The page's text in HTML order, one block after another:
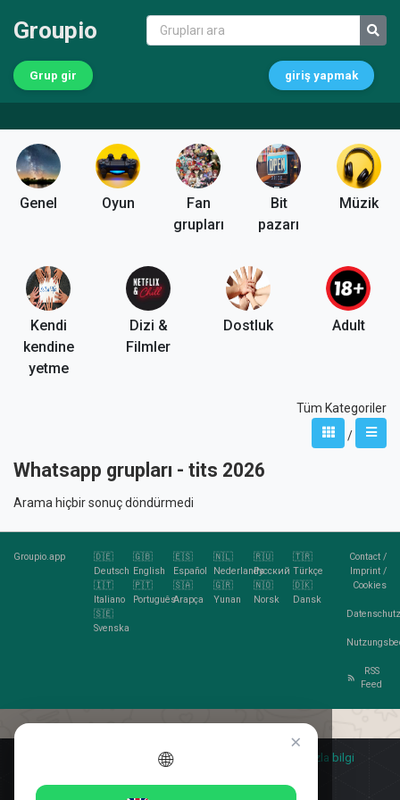
Groupio
Grup gir giriş yapmak
Genel Oyun
Fan
grupları
Bit
pazarı
Müzik
Kendi
kendine
yetme
Dizi &
Filmler
Dostluk Adult
Tüm Kategoriler
/
Whatsapp grupları - tits 2026
Arama hiçbir sonuç döndürmedi
Groupio.app
🇩🇪
Deutsch
🇬🇧
English
🇪🇸
Español
🇳🇱
Nederlands
🇷🇺
Pусский
🇹🇷
Türkçe
🇮🇹
Italiano
🇵🇹
Português
🇸🇦
Arapça
🇬🇷
Yunan
🇳🇴
Norsk
🇩🇰
Dansk
🇸🇪
Svenska
Contact/
Imprint/
Cookies
RSS
Feed
Kurabiye sever misin? daha fazla bilgi
×
🌐